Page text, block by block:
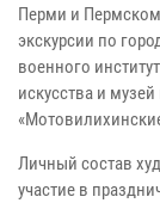
Перми и
экскурсии по
военного
искусства и
Личный состав
участие в